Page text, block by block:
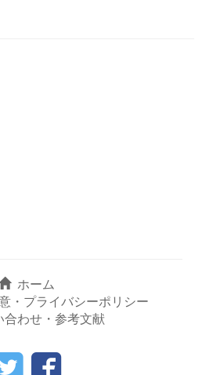
ホーム
・プライバシーポリシー
合わせ・参考文献